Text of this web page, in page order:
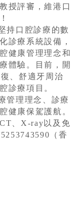
授評審，維港口
持口腔診療的數
診療系統設備，
健康管理理念和
體驗。目前，開
、舒適牙周治
診療項目。
管理理念、診療
健康保駕護航。
、X-ray以及免
（香